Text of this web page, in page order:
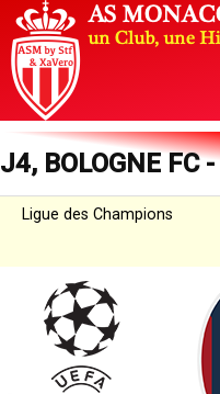
J4, BOLOGNE FC
Ligue des Champions